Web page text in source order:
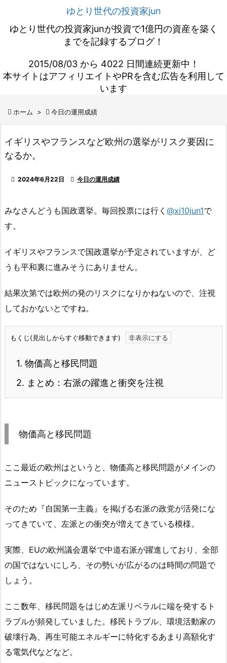
ゆとり世代の投資家jun
ゆとり世代の投資家junが投資で1億円の資産を築く
までを記録するブログ！
2015/08/03 から 4022 日間連続更新中！
本サイトはアフィリエイトやPRを含む広告を利用して
います
 ホーム >  今日の運用成績
イギリスやフランスなど欧州の選挙がリスク要因に
なるか。
 2024年6月22日  今日の運用成績
みなさんどうも国政選挙。毎回投票には行く @xi10jun1で
す。
イギリスやフランスで国政選挙が予定されていますが、ど
うも平和裏に進みそうにありません。
結果次第では欧州の発のリスクになりかねないので、注視
しておかないとですね。
もくじ(見出しからすぐ移動できます)
1. 物価高と移民問題
2. まとめ：右派の躍進と衝突を注視
物価高と移民問題
ここ最近の欧州はというと、物価高と移民問題がメインの
ニューストピックになっています。
そのため『自国第一主義』を掲げる右派の政党が活発にな
ってきていて、左派との衝突が増えてきている模様。
実際、EUの欧州議会選挙で中道右派が躍進しており、全部
の国ではないにしろ、その勢いが広がるのは時間の問題で
しょう。
ここ数年、移民問題をはじめ左派リベラルに端を発するト
ラブルが頻発していました。移民トラブル、環境活動家の
破壊行為、再生可能エネルギーに特化するあまり高額化す
る電気代などなど。